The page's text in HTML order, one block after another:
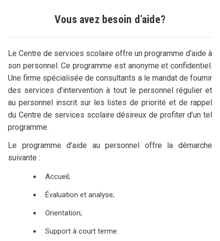
Vous avez besoin d’aide?
Le Centre de services scolaire offre un programme d’aide à
son personnel. Ce programme est anonyme et confidentiel.
Une firme spécialisée de consultants a le mandat de fournir
des services d’intervention à tout le personnel régulier et
au personnel inscrit sur les listes de priorité et de rappel
du Centre de services scolaire désireux de profiter d’un tel
programme.
Le programme d’aide au personnel offre la démarche
suivante :
Accueil;
Évaluation et analyse;
Orientation;
Support à court terme.